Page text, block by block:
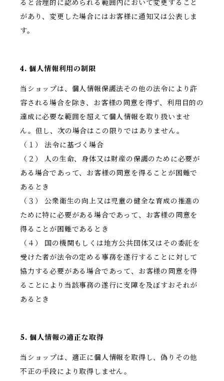
ると合理的に認められる範囲内において変更すること
があり、変更した場合にはお客様に通知又は公表しま
す。
4. 個人情報利用の制限
当ショップは、個人情報保護法その他の法令により許
容される場合を除き、お客様の同意を得ず、利用目的の
達成に必要な範囲を超えて個人情報を取り扱いませ
ん。但し、次の場合はこの限りではありません。
（１） 法令に基づく場合
（２） 人の生命、身体又は財産の保護のために必要が
ある場合であって、お客様の同意を得ることが困難で
あるとき
（３） 公衆衛生の向上又は児童の健全な育成の推進の
ために特に必要がある場合であって、お客様の同意を
得ることが困難であるとき
（４） 国の機関もしくは地方公共団体又はその委託を
受けた者が法令の定める事務を遂行することに対して
協力する必要がある場合であって、お客様の同意を得
ることにより当該事務の遂行に支障を及ぼすおそれが
あるとき
5. 個人情報の適正な取得
当ショップは、適正に個人情報を取得し、偽りその他
不正の手段により取得しません。